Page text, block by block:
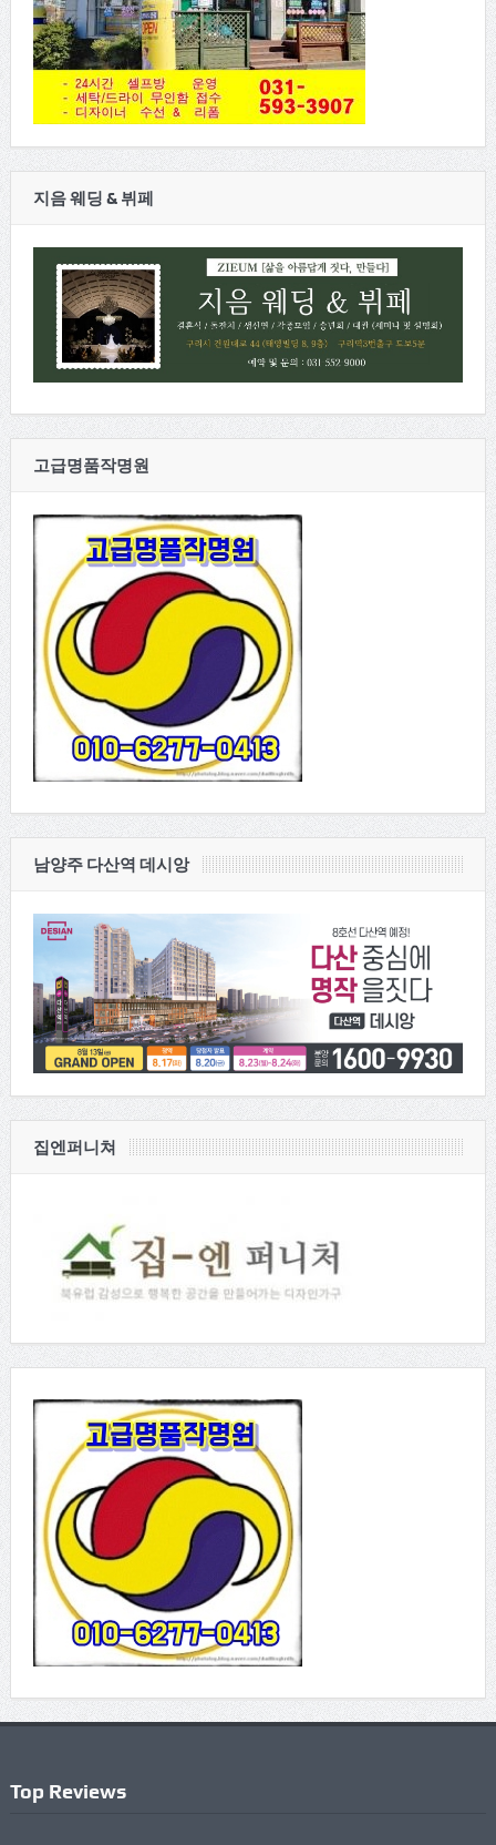
지음 웨딩 & 뷔페
고급명품작명원
남양주 다산역 데시앙
집엔퍼니쳐
Top Reviews